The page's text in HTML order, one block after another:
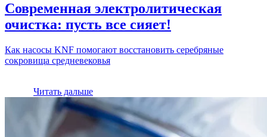
Современная электролитическая
очистка: пусть все сияет!
Как насосы KNF помогают восстановить серебряные
сокровища средневековья
Читать дальше